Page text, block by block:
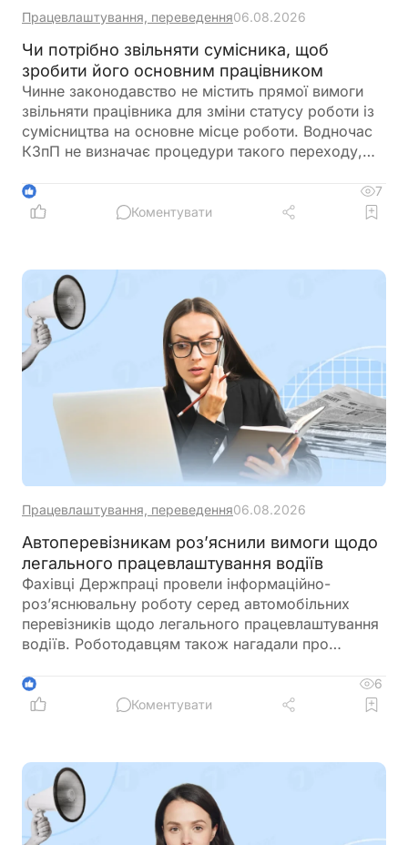
Працевлаштування, переведення06.08.2026
Чи потрібно звільняти сумісника, щоб
зробити його основним працівником
Чинне законодавство не містить прямої вимоги
звільняти працівника для зміни статусу роботи із
сумісництва на основне місце роботи. Водночас
КЗпП не визначає процедури такого переходу,
оформлювати звільнення і нове прийняття
1
7
Коментувати
Працевлаштування, переведення06.08.2026
Автоперевізникам роз’яснили вимоги щодо
легального працевлаштування водіїв
Фахівці Держпраці провели інформаційно-
роз’яснювальну роботу серед автомобільних
перевізників щодо легального працевлаштування
водіїв. Роботодавцям також нагадали про
відпочинку водіїв
1
6
Коментувати